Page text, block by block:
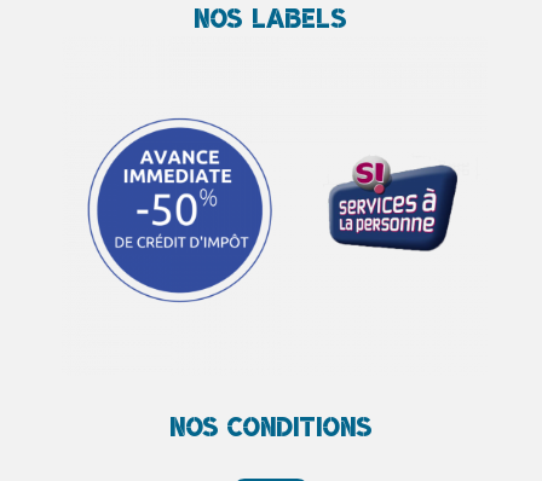
Nos Labels
Nos conditions